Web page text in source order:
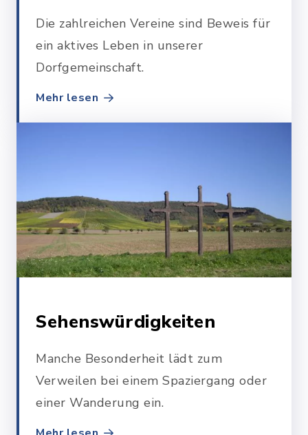
Die zahlreichen Vereine sind Beweis für
ein aktives Leben in unserer
Dorfgemeinschaft.
Mehr lesen
Sehenswürdigkeiten
Manche Besonderheit lädt zum
Verweilen bei einem Spaziergang oder
einer Wanderung ein.